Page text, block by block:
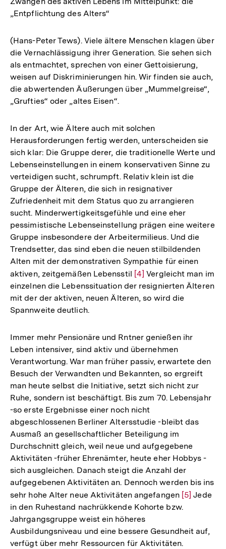
„Entpflichtung des Alters“
(Hans-Peter Tews). Viele ältere Menschen klagen über
die Vernachlässigung ihrer Generation. Sie sehen sich
als entmachtet, sprechen von einer Gettoisierung,
weisen auf Diskriminierungen hin. Wir finden sie auch,
die abwertenden Äußerungen über „Mummelgreise“,
„Grufties“ oder „altes Eisen“.
In der Art, wie Ältere auch mit solchen
Herausforderungen fertig werden, unterscheiden sie
sich klar: Die Gruppe derer, die traditionelle Werte und
Lebenseinstellungen in einem konservativen Sinne zu
verteidigen sucht, schrumpft. Relativ klein ist die
Gruppe der Älteren, die sich in resignativer
Zufriedenheit mit dem Status quo zu arrangieren
sucht. Minderwertigkeitsgefühle und eine eher
pessimistische Lebenseinstellung prägen eine weitere
Gruppe insbesondere der Arbeitermilieus. Und die
Trendsetter, das sind eben die neuen stilbildenden
Alten mit der demonstrativen Sympathie für einen
aktiven, zeitgemäßen Lebensstil Zur
Auflösung
der
[4] Vergleicht man im
einzelnen die Lebenssituation der resignierten Älteren
mit der der aktiven, neuen Älteren, so wird die
Spannweite deutlich.
Immer mehr Pensionäre und Rntner genießen ihr
Leben intensiver, sind aktiv und übernehmen
Verantwortung. War man früher passiv, erwartete den
Besuch der Verwandten und Bekannten, so ergreift
man heute selbst die Initiative, setzt sich nicht zur
Ruhe, sondern ist beschäftigt. Bis zum 70. Lebensjahr
-so erste Ergebnisse einer noch nicht
abgeschlossenen Berliner Altersstudie -bleibt das
Ausmaß an gesellschaftlicher Beteiligung im
Durchschnitt gleich, weil neue und aufgegebene
Aktivitäten -früher Ehrenämter, heute eher Hobbys -
sich ausgleichen. Danach steigt die Anzahl der
aufgegebenen Aktivitäten an. Dennoch werden bis ins
sehr hohe Alter neue Aktivitäten angefangen Zur
Auflösung
Fußnote
[5] Jede
in den Ruhestand nachrükkende Kohorte bzw.
Jahrgangsgruppe weist ein höheres
Ausbildungsniveau und eine bessere Gesundheit auf,
verfügt über mehr Ressourcen für Aktivitäten.